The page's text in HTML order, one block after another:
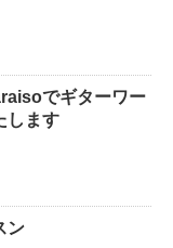
でギターワー
します
ン